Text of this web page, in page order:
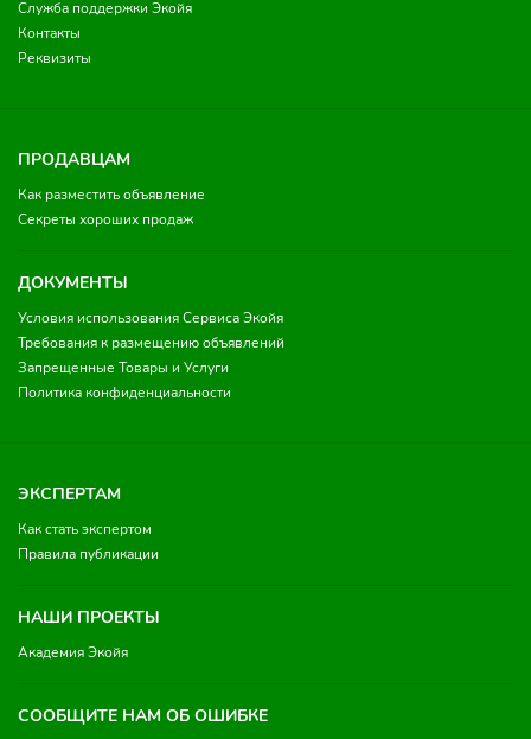
Служба поддержки Экойя
Контакты
Реквизиты
ПРОДАВЦАМ
Как разместить объявление
Секреты хороших продаж
ДОКУМЕНТЫ
Условия использования Сервиса Экойя
Требования к размещению объявлений
Запрещенные Товары и Услуги
Политика конфиденциальности
ЭКСПЕРТАМ
Как стать экспертом
Правила публикации
НАШИ ПРОЕКТЫ
Академия Экойя
СООБЩИТЕ НАМ ОБ ОШИБКЕ